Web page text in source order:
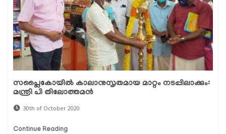
സപ്ലൈകോയില്‍ കാലാനുസൃതമായ മാറ്റം നടപ്പിലാക്കും:
മന്ത്രി പി തിലോത്തമന്‍
30th of October 2020
Continue Reading